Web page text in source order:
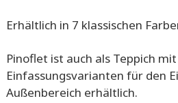
Erhältlich in 7 klassischen
Pinoflet ist auch als Teppich
Einfassungsvarianten für den
Außenbereich erhältlich.